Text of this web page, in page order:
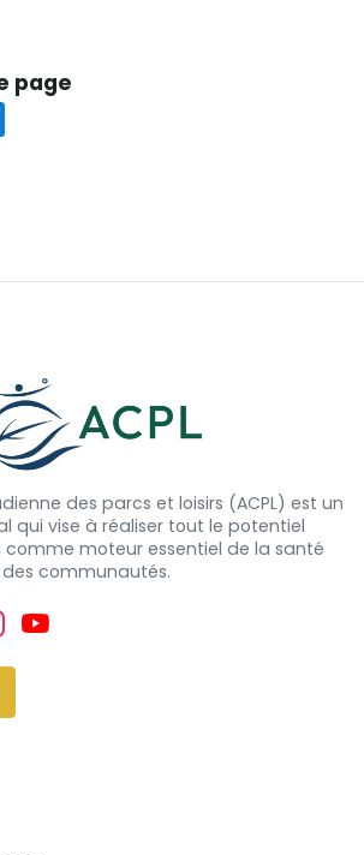
page
des parcs et loisirs (ACPL) est un
qui vise à réaliser tout le potentiel
comme moteur essentiel de la santé
des communautés.
Instagram
YouTube